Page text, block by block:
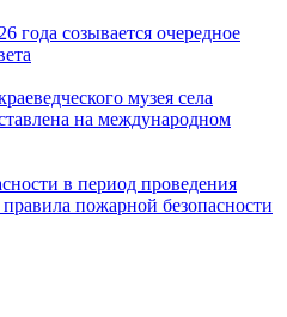
года созывается очередное
музея села
на международном
в период проведения
пожарной безопасности